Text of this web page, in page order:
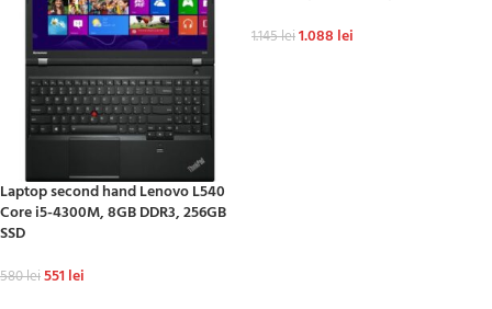
Laptop second hand Lenovo L540
Core i5-4300M, 8GB DDR3, 256GB
SSD
580lei551 lei
1.145lei1.088 lei